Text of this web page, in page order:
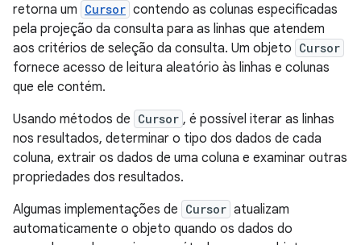
retorna um Cursor contendo as colunas especificadas
pela projeção da consulta para as linhas que atendem
aos critérios de seleção da consulta. Um objeto Cursor
fornece acesso de leitura aleatório às linhas e colunas
que ele contém.
Usando métodos de Cursor , é possível iterar as linhas
nos resultados, determinar o tipo dos dados de cada
coluna, extrair os dados de uma coluna e examinar outras
propriedades dos resultados.
Algumas implementações de Cursor atualizam
automaticamente o objeto quando os dados do